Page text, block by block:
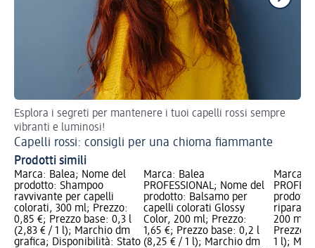
Esplora i segreti per mantenere i tuoi capelli rossi sempre
vibranti e luminosi!
Capelli rossi: consigli per una chioma fiammante
Prodotti simili
Marca: Balea; Nome del
prodotto: Shampoo
ravvivante per capelli
colorati, 300 ml; Prezzo:
0,85 €; Prezzo base: 0,3 l
(2,83 € / 1 l); Marchio dm
grafica; Disponibilità: Stato
Marca: Balea
PROFESSIONAL; Nome del
prodotto: Balsamo per
capelli colorati Glossy
Color, 200 ml; Prezzo:
1,65 €; Prezzo base: 0,2 l
(8,25 € / 1 l); Marchio dm
Marca:
200 ml;
Prezzo
1 l);